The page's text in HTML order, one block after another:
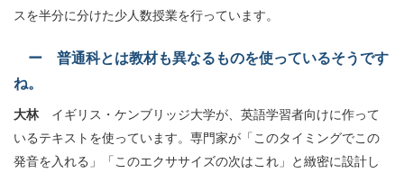
スを半分に分けた少人数授業を行っています。
ー 普通科とは教材も異なるものを使っているそうです
ね。
大林イギリス・ケンブリッジ大学が、英語学習者向けに作って
いるテキストを使っています。専門家が「このタイミングでこの
発音を入れる」「このエクササイズの次はこれ」と緻密に設計し